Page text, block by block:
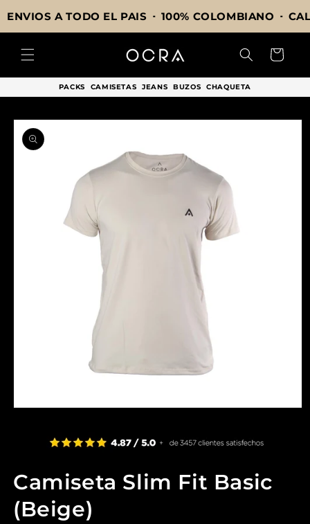
directamente
ENVIOS A TODO EL PAIS 100% COLOMBIANO
Carrito
PACKS CAMISETAS JEANS BUZOS CHAQUETA
directamente
información
ventana
modal
Camiseta Slim Fit Basic
(Beige)